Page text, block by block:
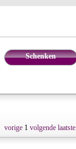
Schenken
vorige 1 volgende laatste